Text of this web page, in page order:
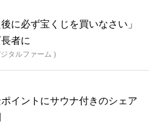
後に必ず宝くじを買いなさい」
者に
タルファーム )
イントにサウナ付きのシェア